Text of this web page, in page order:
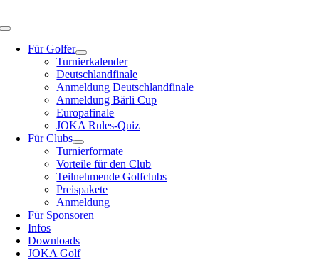
Inhalt
Toggle
NavigationFür Golfer
Turnierkalender
Deutschlandfinale
Anmeldung Deutschlandfinale
Anmeldung Bärli Cup
Europafinale
JOKA Rules-Quiz
Für Clubs
Turnierformate
Vorteile für den Club
Teilnehmende Golfclubs
Preispakete
Anmeldung
Für Sponsoren
Infos
Downloads
JOKA Golf